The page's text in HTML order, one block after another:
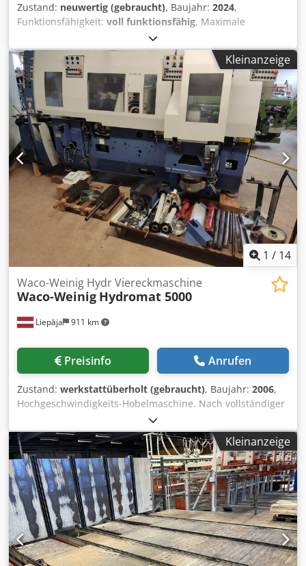
Zustand: neuwertig (gebraucht), Baujahr: 2024,
Funktionsfähigkeit: voll funktionsfähig, Maximale
Vorschubgeschwindigkeit: 200 m/min • Elektronische
Vorschubregelung: 30 - 200 m/min • Maximale
Arbeitsbreite: 250 mm • Minimale Arbeitshöhe: 12 mm •
Maximale Arbeitshöhe: 100 mm • Spindeldrehzahl: 5.000 &
6.000 U/min • Spindeldurchmesser: 50 mm. Gegen
Aufpreis kann die Maschine demontiert und auf ein
Transportfahrzeug verladen werden. Cjdpfx Aoyzdtkei Ssrf
Kleinanzeige
1 / 14
Liepāja 911 km
Waco-Weinig Hydr Viereckmaschine
Waco-Weinig Hydromat 5000
Preisinfo Anrufen
Zustand: werkstattüberholt (gebraucht), Baujahr: 2006,
Hochgeschwindigkeits-Hobelmaschine. Nach vollständiger
Wartung. Modell-Hydromat 5000 Herstellungsjahr-2006
№36650-280 Vorschubgeschwindigkeit-6-200 m/min.
Elektromotor-30 kW. Arbeitsbreite - 400 mm.
Bearbeitungshöhe-150 mm. Crjdpeh Txd Iofx Ai Sjf
Anordnung der Spindel: 1) Niedriger - 37 kW 2) Obere 45
kW 3) Rechts-30 kW 4) Links -30 kW Tischschmierung
automatisch Alle Köpfe enthalten Durchmesser der
Spindeln - 50 mm.
Kleinanzeige